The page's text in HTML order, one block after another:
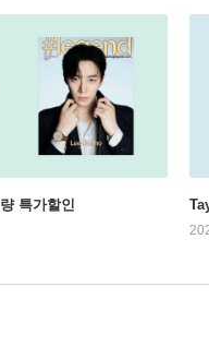
특가할인